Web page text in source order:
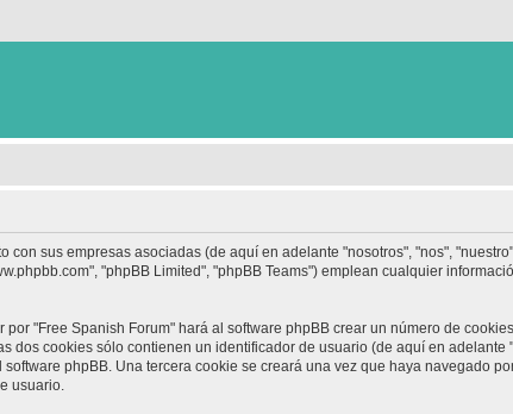
sus empresas asociadas (de aquí en adelante "nosotros", "nos",
"phpBB Limited", "phpBB Teams") emplean cualquier
"Free Spanish Forum" hará al software phpBB crear un número de
dos cookies sólo contienen un identificador de usuario (de aquí en
phpBB. Una tercera cookie se creará una vez que haya navegado
usuario.